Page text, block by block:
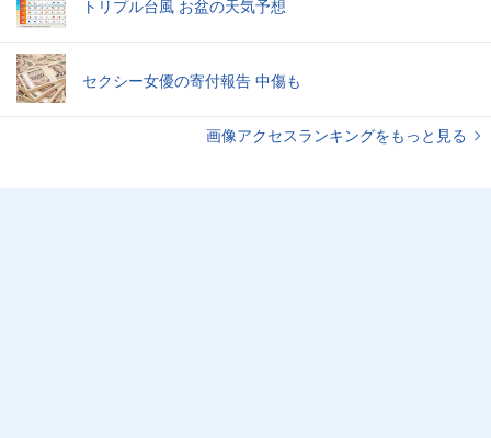
トリプル台風 お盆の天気予想
セクシー女優の寄付報告 中傷も
画像アクセスランキングをもっと見る